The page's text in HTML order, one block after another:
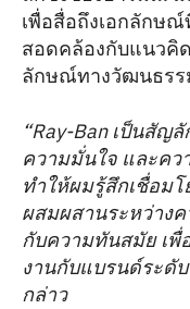
เพื่อสื่อถึงเอกลักษ
สอดคล้องกับแนวคิ
ลักษณ์ทางวัฒนธรร
“Ray-Ban เป็นสัญ
ความมั่นใจ และคว
ทำให้ผมรู้สึกเชื่อม
ผสมผสานระหว่างค
กับความทันสมัย เ
งานกับแบรนด์ระดั
กล่าว